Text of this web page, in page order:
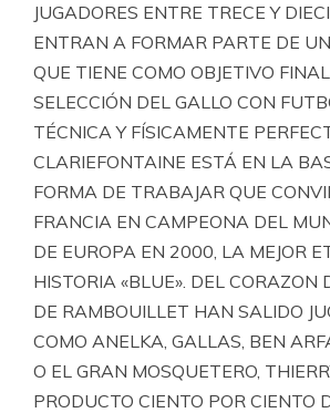
JUGADORES ENTRE TRECE Y
ENTRAN A FORMAR PARTE DE
QUE TIENE COMO OBJETIVO
SELECCIÓN DEL GALLO CON
TÉCNICA Y FÍSICAMENTE
CLARIEFONTAINE ESTÁ EN LA
FORMA DE TRABAJAR QUE
FRANCIA EN CAMPEONA DEL
DE EUROPA EN 2000, LA MEJOR
HISTORIA «BLUE». DEL CORAZON
DE RAMBOUILLET HAN SALIDO
COMO ANELKA, GALLAS, BEN
O EL GRAN MOSQUETERO,
PRODUCTO CIENTO POR CIENTO